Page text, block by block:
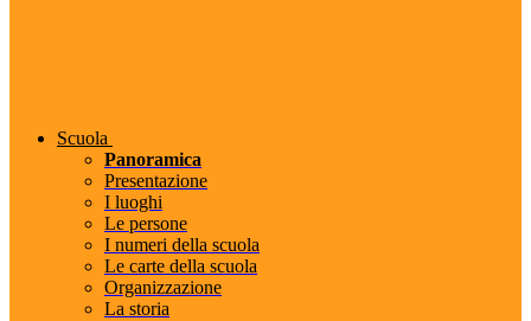
Scuola
Panoramica
Presentazione
I luoghi
Le persone
I numeri della scuola
Le carte della scuola
Organizzazione
La storia